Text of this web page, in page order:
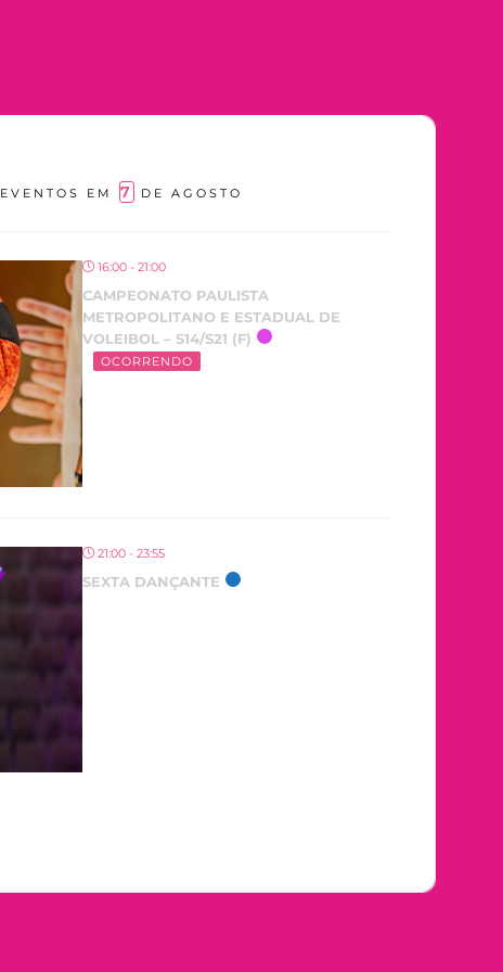
EVENTOS EM 7 DE AGOSTO
16:00 - 21:00
CAMPEONATO PAULISTA
METROPOLITANO E ESTADUAL DE
VOLEIBOL – S14/S21 (F)
OCORRENDO
21:00 - 23:55
SEXTA DANÇANTE